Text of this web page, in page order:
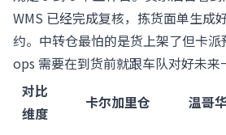
WMS 已经完成复核，拣货面单生成
约。中转仓最怕的是货上架了但卡
ops 需要在到货前就跟车队对好未来
对比
维度
卡尔加里仓 温哥